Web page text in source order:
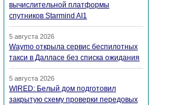
вычислительной платформы
спутников Starmind AI1
5 августа 2026
Waymo открыла сервис беспилотных
такси в Далласе без списка ожидания
5 августа 2026
WIRED: Белый дом подготовил
закрытую схему проверки передовых